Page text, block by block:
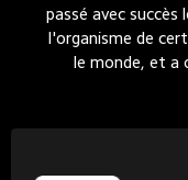
passé avec
l'organisme de
le monde, et a